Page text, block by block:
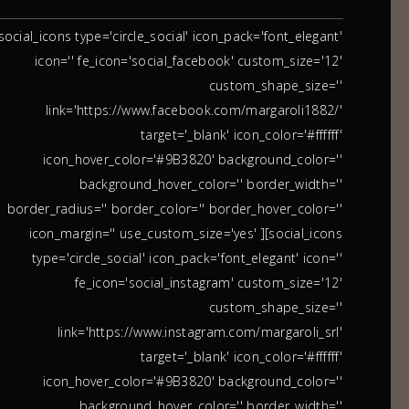
type='circle_social' icon_pack='font_elegant'
icon='' fe_icon='social_facebook' custom_size='12'
custom_shape_size=''
link='https://www.facebook.com/margaroli1882/'
target='_blank' icon_color='#ffffff'
icon_hover_color='#9B3820' background_color=''
background_hover_color='' border_width=''
border_radius='' border_color='' border_hover_color=''
icon_margin='' use_custom_size='yes' ][social_icons
type='circle_social' icon_pack='font_elegant' icon=''
fe_icon='social_instagram' custom_size='12'
custom_shape_size=''
link='https://www.instagram.com/margaroli_srl'
target='_blank' icon_color='#ffffff'
icon_hover_color='#9B3820' background_color=''
background_hover_color='' border_width=''